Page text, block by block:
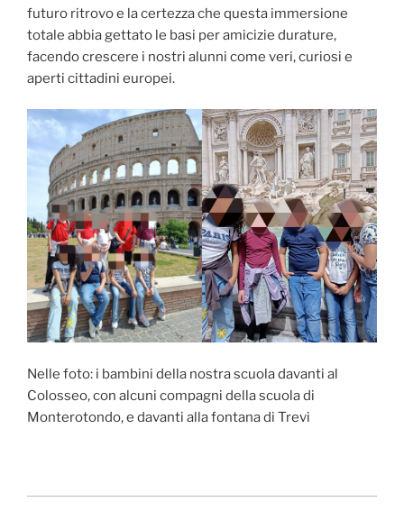
futuro ritrovo e la certezza che questa immersione
totale abbia gettato le basi per amicizie durature,
facendo crescere i nostri alunni come veri, curiosi e
aperti cittadini europei.
Nelle foto: i bambini della nostra scuola davanti al
Colosseo, con alcuni compagni della scuola di
Monterotondo, e davanti alla fontana di Trevi